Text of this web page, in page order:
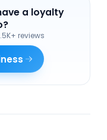
a loyalty
reviews